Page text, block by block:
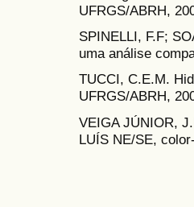
UFRGS/ABRH,
SPINELLI, F.F;
uma análise
TUCCI, C.E.M.
UFRGS/ABRH,
VEIGA JÚNIOR,
LUÍS NE/SE,